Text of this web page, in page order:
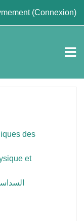
(Connexion)
des
et